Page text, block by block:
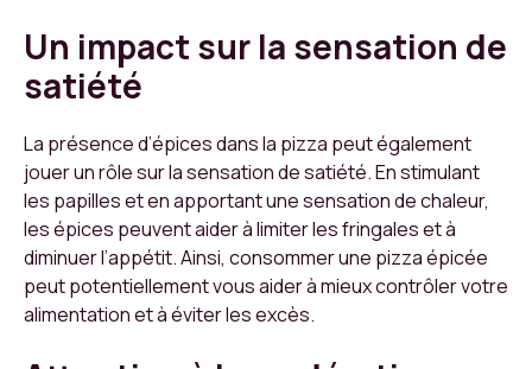
Un impact sur la sensation de
satiété
La présence d’épices dans la pizza peut également
jouer un rôle sur la sensation de satiété. En stimulant
les papilles et en apportant une sensation de chaleur,
les épices peuvent aider à limiter les fringales et à
diminuer l’appétit. Ainsi, consommer une pizza épicée
peut potentiellement vous aider à mieux contrôler votre
alimentation et à éviter les excès.